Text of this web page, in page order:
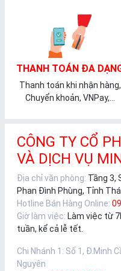
THANH TOÁN ĐA
Thanh toán khi nhận hàng,
Chuyển khoản, VNPay,...
CÔNG TY CỔ
VÀ DỊCH VỤ
Địa chỉ văn phòng: Tầng 3,
Phan Đình Phùng, Tỉnh
Hotline Bán Hàng Online:
Giờ làm việc: Làm việc từ
tuần, kể cả lễ tết.
Chi Nhánh 1 : Số 1, Đ.Minh
Nguyên